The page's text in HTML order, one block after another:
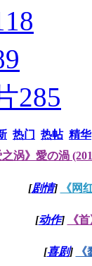
285
热门 热帖 精华
之涡》愛の渦
[剧情] 《网
[动作] 《
[喜剧]